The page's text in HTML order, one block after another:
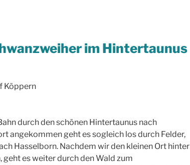
im Hintertaunus
Köppern
durch den schönen Hintertaunus nach
angekommen geht es sogleich los durch Felder,
Hasselborn. Nachdem wir den kleinen Ort hinter
geht es weiter durch den Wald zum